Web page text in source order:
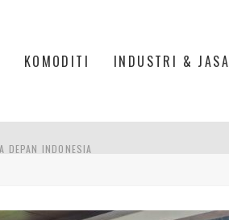
KOMODITI INDUSTRI & JASA
DI PIK 2, JAKARTA UTARA